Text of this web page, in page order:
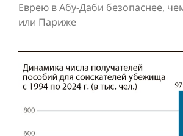
Еврею в Абу-Даби безопаснее,
или Париже